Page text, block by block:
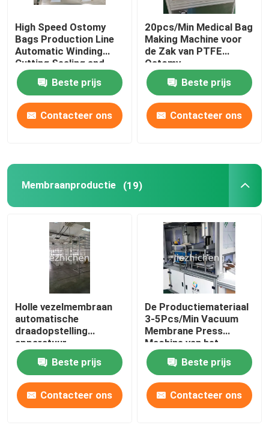
High Speed Ostomy
Bags Production Line
Automatic Winding
Cutting Sealing and
Packaging Medical
Bags Assembly Line
Standardize of
Customized Made JZC-
ZKD002
Beste prijs
Contacteer ons
20pcs/Min Medical Bag
Making Machine voor
de Zak van PTFE
Ostomy
Beste prijs
Contacteer ons
Membraanproductie (19)
Holle vezelmembraan
automatische
draadopstelling
apparatuur
Beste prijs
Contacteer ons
De Productiemateriaal
3-5Pcs/Min Vacuum
Membrane Press
Machine van het
omgekeerde
Osmosemembraan
Beste prijs
Contacteer ons